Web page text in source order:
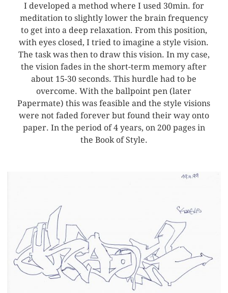
I developed a method where I used 30min. for
meditation to slightly lower the brain frequency
to get into a deep relaxation. From this position,
with eyes closed, I tried to imagine a style vision.
The task was then to draw this vision. In my case,
the vision fades in the short-term memory after
about 15-30 seconds. This hurdle had to be
overcome. With the ballpoint pen (later
Papermate) this was feasible and the style visions
were not faded forever but found their way onto
paper. In the period of 4 years, on 200 pages in
the Book of Style.